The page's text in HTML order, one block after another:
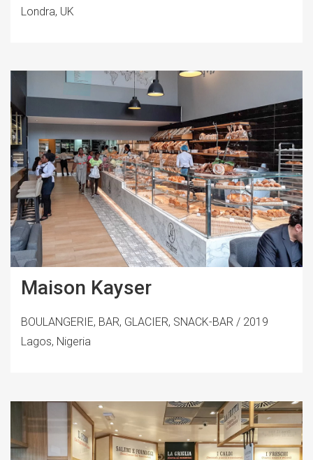
Londra, UK
Maison Kayser
BOULANGERIE, BAR, GLACIER, SNACK-BAR / 2019
Lagos, Nigeria